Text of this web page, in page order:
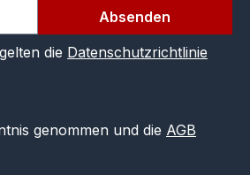
Absenden
die Datenschutzrichtlinie
genommen und die AGB